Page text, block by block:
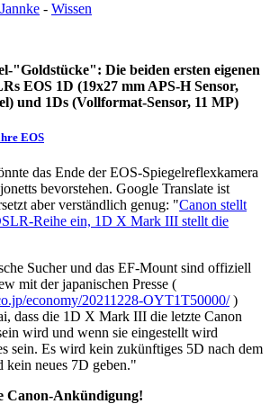
- Wissen
"Goldstücke": Die beiden ersten eigenen
EOS 1D (19x27 mm APS-H Sensor,
und 1Ds (Vollformat-Sensor, 11 MP)
EOS
das Ende der EOS-Spiegelreflexkamera
bevorstehen. Google Translate ist
aber verständlich genug: "Canon stellt
Reihe ein, 1D X Mark III stellt die
Sucher und das EF-Mount sind offiziell
mit der japanischen Presse (
economy/20211228-OYT1T50000/)
dass die 1D X Mark III die letzte Canon
wird und wenn sie eingestellt wird
sein. Es wird kein zukünftiges 5D nach dem
neues 7D geben."
Canon-Ankündigung!